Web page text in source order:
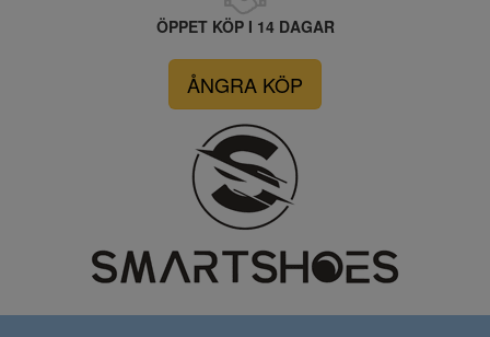
ÖPPET KÖP I 14 DAGAR
ÅNGRA KÖP